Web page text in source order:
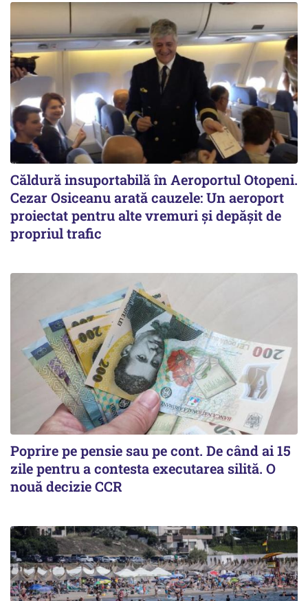
Căldură insuportabilă în Aeroportul Otopeni.
Cezar Osiceanu arată cauzele: Un aeroport
proiectat pentru alte vremuri și depășit de
propriul trafic
Poprire pe pensie sau pe cont. De când ai 15
zile pentru a contesta executarea silită. O
nouă decizie CCR